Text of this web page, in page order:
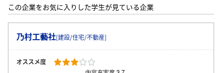
この企業をお気に入りした学生が見ている企業
乃村工藝社[建設/住宅/不動産]
オススメ度